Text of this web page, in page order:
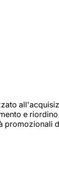
e
promozionali